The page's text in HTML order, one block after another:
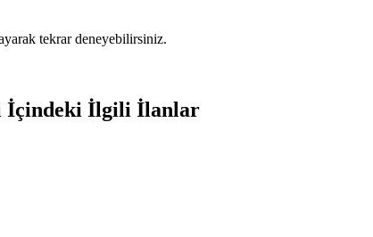
tekrar deneyebilirsiniz.
İçindeki İlgili İlanlar